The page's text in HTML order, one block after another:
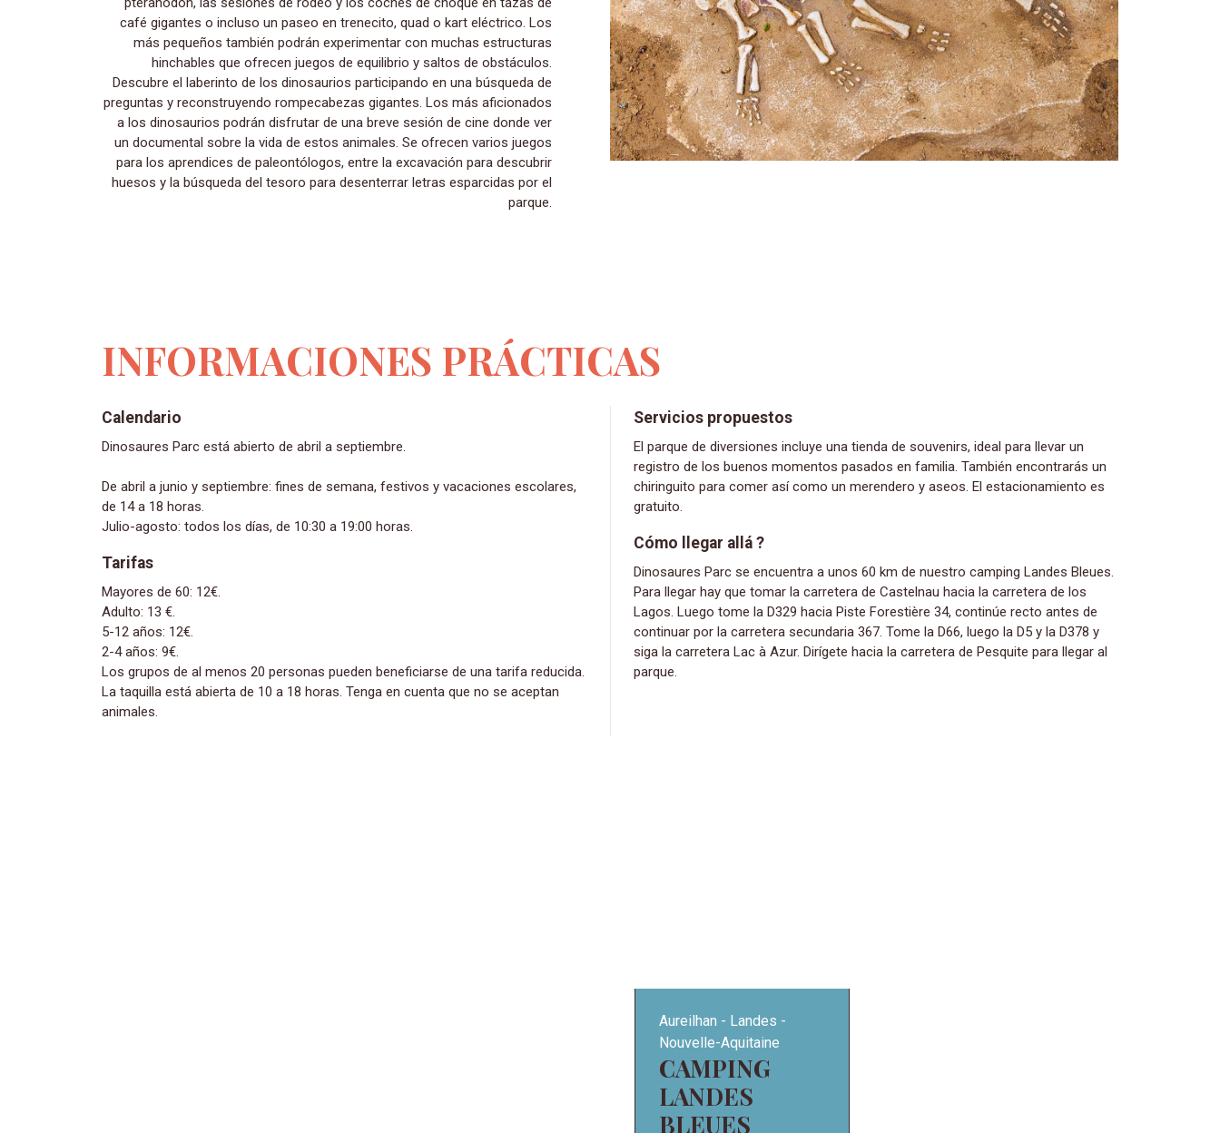
café gigantes o incluso un paseo en trenecito, quad o kart eléctrico. Los
más pequeños también podrán experimentar con muchas estructuras
hinchables que ofrecen juegos de equilibrio y saltos de obstáculos.
Descubre el laberinto de los dinosaurios participando en una búsqueda de
preguntas y reconstruyendo rompecabezas gigantes. Los más aficionados
a los dinosaurios podrán disfrutar de una breve sesión de cine donde ver
un documental sobre la vida de estos animales. Se ofrecen varios juegos
para los aprendices de paleontólogos, entre la excavación para descubrir
huesos y la búsqueda del tesoro para desenterrar letras esparcidas por el
parque.
INFORMACIONES PRÁCTICAS
Calendario
Dinosaures Parc está abierto de abril a septiembre.
De abril a junio y septiembre: fines de semana, festivos y vacaciones escolares,
de 14 a 18 horas.
Julio-agosto: todos los días, de 10:30 a 19:00 horas.
Tarifas
Mayores de 60: 12€.
Adulto: 13 €.
5-12 años: 12€.
2-4 años: 9€.
Los grupos de al menos 20 personas pueden beneficiarse de una tarifa reducida.
La taquilla está abierta de 10 a 18 horas. Tenga en cuenta que no se aceptan
animales.
Servicios propuestos
El parque de diversiones incluye una tienda de souvenirs, ideal para llevar un
registro de los buenos momentos pasados ​​en familia. También encontrarás un
chiringuito para comer así como un merendero y aseos. El estacionamiento es
gratuito.
Cómo llegar allá ?
Dinosaures Parc se encuentra a unos 60 km de nuestro camping Landes Bleues.
Para llegar hay que tomar la carretera de Castelnau hacia la carretera de los
Lagos. Luego tome la D329 hacia Piste Forestière 34, continúe recto antes de
continuar por la carretera secundaria 367. Tome la D66, luego la D5 y la D378 y
siga la carretera Lac à Azur. Dirígete hacia la carretera de Pesquite para llegar al
parque.
Aureilhan
Landes
Nouvelle-Aquitaine
CAMPING
LANDES
BLEUES